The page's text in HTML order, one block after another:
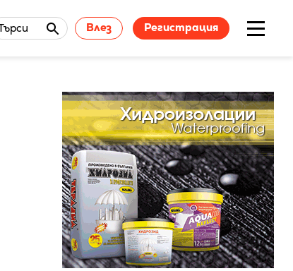
Влез Регистрация